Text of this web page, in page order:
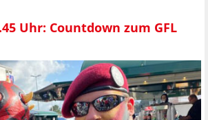
Uhr: Countdown zum GFL